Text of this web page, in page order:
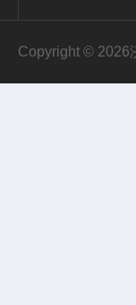
Copyright ©